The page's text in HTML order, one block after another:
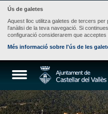
Ús de galetes
Aquest lloc utilitza galetes de tercers
l'anàlisi de la teva navegació. Si
configuració considerarem que acceptes
Més informació sobre l'ús de les